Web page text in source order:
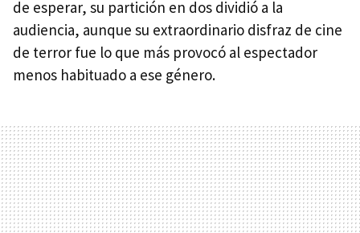
de esperar, su partición en dos dividió a la
audiencia, aunque su extraordinario disfraz de cine
de terror fue lo que más provocó al espectador
menos habituado a ese género.